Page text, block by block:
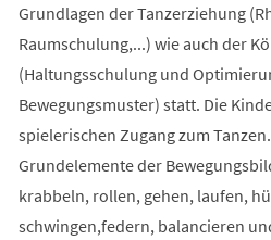
Grundlagen der Tanzerziehung
Raumschulung,...) wie auch der
(Haltungsschulung und
Bewegungsmuster) statt. Die
spielerischen Zugang zum
Grundelemente der
krabbeln, rollen, gehen, laufen,
schwingen,federn, balancieren